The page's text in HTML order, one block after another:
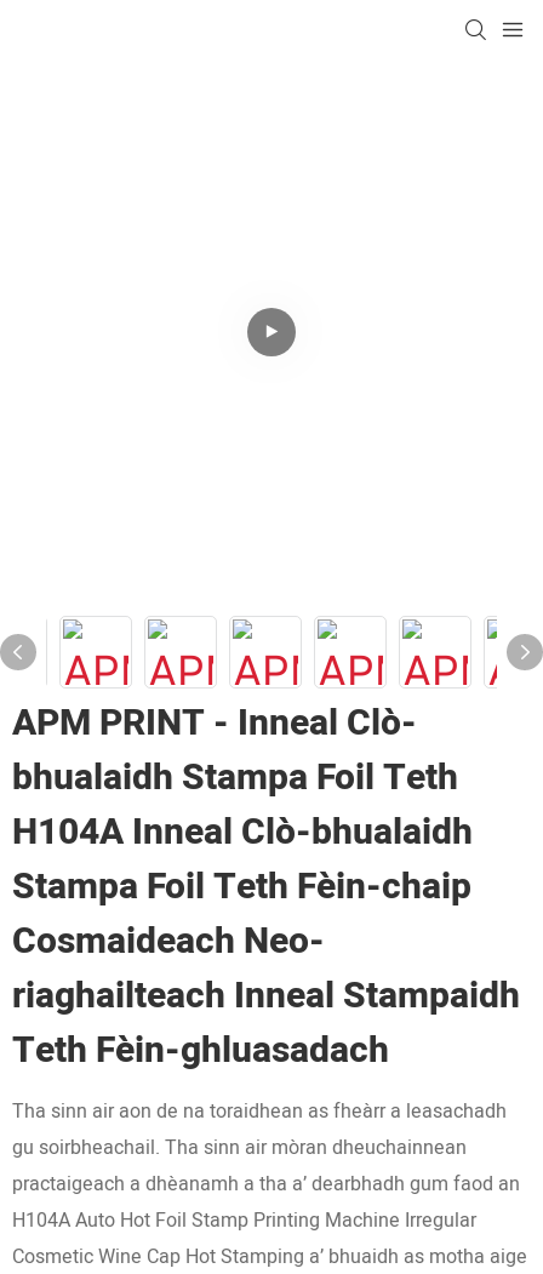
APM PRINT - Inneal Clò-
bhualaidh Stampa Foil Teth
H104A Inneal Clò-bhualaidh
Stampa Foil Teth Fèin-chaip
Cosmaideach Neo-
riaghailteach Inneal Stampaidh
Teth Fèin-ghluasadach
Tha sinn air aon de na toraidhean as fheàrr a leasachadh
gu soirbheachail. Tha sinn air mòran dheuchainnean
practaigeach a dhèanamh a tha a’ dearbhadh gum faod an
H104A Auto Hot Foil Stamp Printing Machine Irregular
Cosmetic Wine Cap Hot Stamping a’ bhuaidh as motha aige